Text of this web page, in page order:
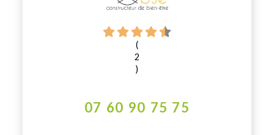
(
2
)
07 60 90 75 75